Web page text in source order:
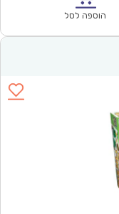
הוספה לסל